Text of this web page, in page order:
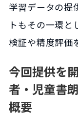
学習データの提
トもその一環と
検証や精度評価
今回提供を
者・児童書
概要